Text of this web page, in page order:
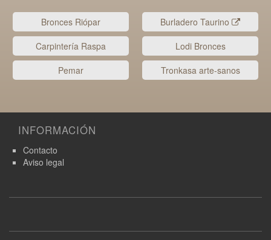
Bronces Riópar
Burladero Taurino
Carpintería Raspa
Lodi Bronces
Pemar
Tronkasa arte-sanos
INFORMACIÓN
Contacto
Aviso legal